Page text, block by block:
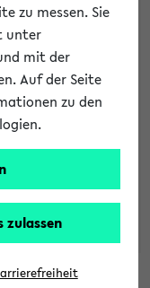
zu messen. Sie
unter
mit der
Auf der Seite
zu den
zulassen